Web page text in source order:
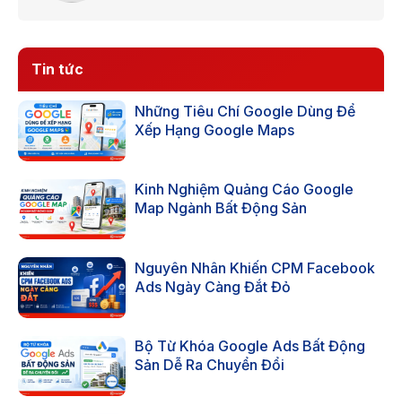
Tin tức
Những Tiêu Chí Google Dùng Để
Xếp Hạng Google Maps
Kinh Nghiệm Quảng Cáo Google
Map Ngành Bất Động Sản
Nguyên Nhân Khiến CPM Facebook
Ads Ngày Càng Đắt Đỏ
Bộ Từ Khóa Google Ads Bất Động
Sản Dễ Ra Chuyển Đổi